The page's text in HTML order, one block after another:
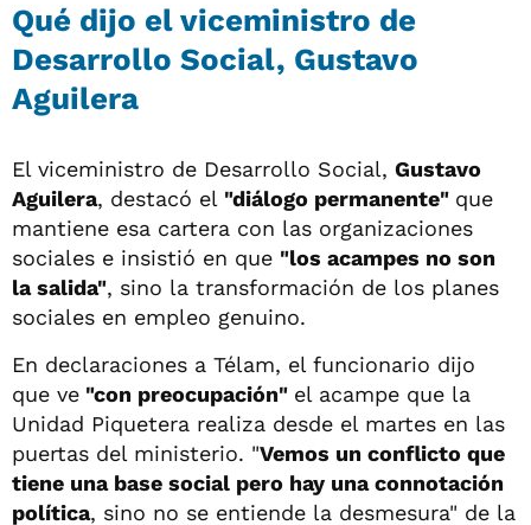
Qué dijo el viceministro de
Desarrollo Social, Gustavo
Aguilera
El viceministro de Desarrollo Social, Gustavo
Aguilera, destacó el "diálogo permanente" que
mantiene esa cartera con las organizaciones
sociales e insistió en que "los acampes no son
la salida", sino la transformación de los planes
sociales en empleo genuino.
En declaraciones a Télam, el funcionario dijo
que ve "con preocupación" el acampe que la
Unidad Piquetera realiza desde el martes en las
puertas del ministerio. "Vemos un conflicto que
tiene una base social pero hay una connotación
política, sino no se entiende la desmesura" de la